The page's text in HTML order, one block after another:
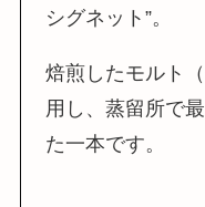
シグネット”。
焙煎したモルト
用し、蒸留所で
た一本です。